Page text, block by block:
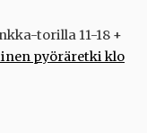
torilla 11-18 +
pyöräretki klo